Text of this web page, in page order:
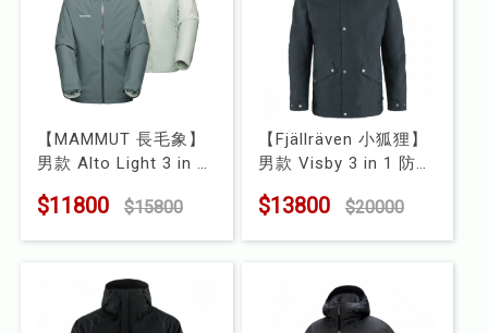
【MAMMUT 長毛象】
男款 Alto Light 3 in 1
輕量透氣防水連帽外套
$11800 $15800
【Fjällräven 小狐狸】
男款 Visby 3 in 1 防水
型號 : F84130
$13800 $20000